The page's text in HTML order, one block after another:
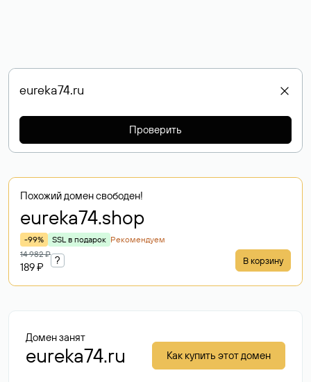
Проверить
Похожий домен свободен!
eureka74.shop
-99% SSL в подарок Рекомендуем
14 982 ₽
189 ₽
? В корзину
Домен занят
eureka74.ru Как купить этот домен